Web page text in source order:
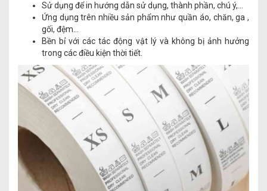
Sử dụng để in hướng dẫn sử dụng, thành phần, chú ý,...
Ứng dụng trên nhiều sản phẩm như quần áo, chăn, ga ,
gối, đệm…
Bền bỉ với các tác động vật lý và không bị ảnh hưởng
trong các điều kiện thời tiết.